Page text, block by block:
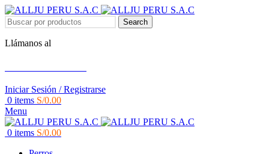
Search
Llámanos al
Iniciar Sesión / Registrarse
0 items S/0.00
Menu
0 items S/0.00